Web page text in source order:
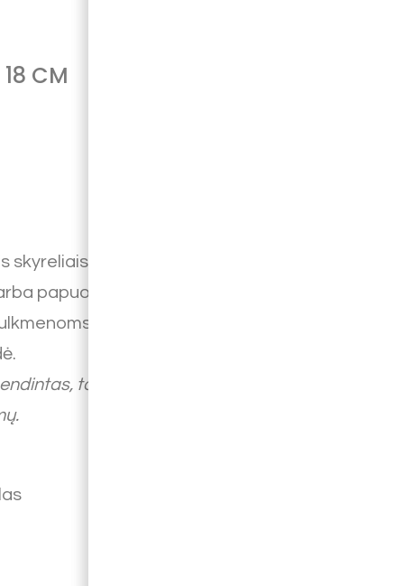
18 CM
skyreliais. Galima panaudoti labai
papuošalams, siuvimo
susidėti. Taip pat dėžutė
todėl gali būti tiek spalvos,